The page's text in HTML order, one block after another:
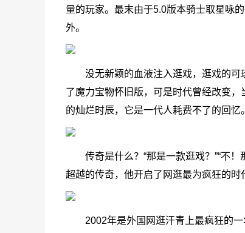
量的玩家。最末由于5.0版本骑士取星咏
外。
没无新颖的血液注入逛戏，逛戏的可
了魔力宝物怀旧版，可是时代曾经改变
的灿烂时辰，它是一代人耗费不了的回忆。
传奇是什么？“那是一款逛戏？”“不！
超越的传奇，他开启了网逛最为疯狂的时
2002年是外国网逛汗青上最疯狂的一